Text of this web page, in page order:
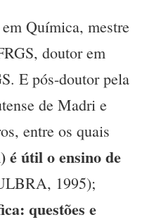
Química, mestre
doutor em
E pós-doutor pela
de Madri e
entre os quais
é útil o ensino de
1995);
questões e